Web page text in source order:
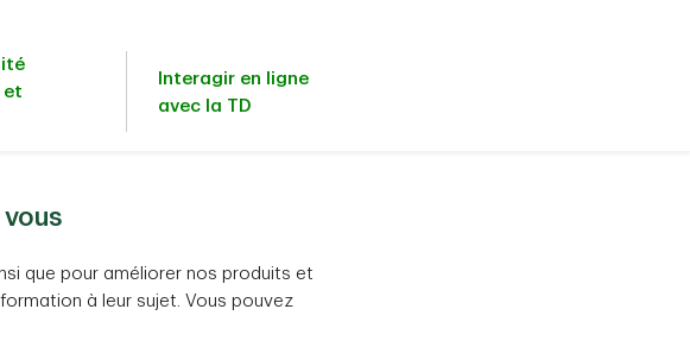
et
Interagir en ligne
avec la TD
que pour améliorer nos produits et
à leur sujet. Vous pouvez